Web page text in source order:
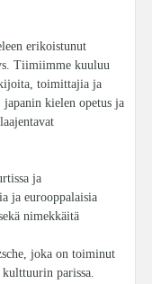
erikoistunut
Tiimiimme kuuluu
toimittajia ja
kielen opetus ja
ja
ja eurooppalaisia
nimekkäitä
joka on toiminut
kulttuurin parissa.